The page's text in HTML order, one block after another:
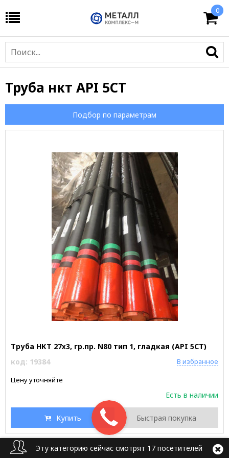
0
Труба нкт API 5CT
Подбор по параметрам
Труба НКТ 27х3, гр.пр. N80 тип 1, гладкая (API 5CT)
код: 19384
В избранное
Цену уточняйте
Есть в наличии
Купить Быстрая покупка
Эту категорию сейчас смотрят 17 посетителей